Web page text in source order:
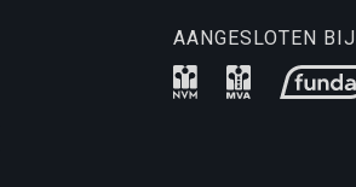
AANGESLOTEN BIJ